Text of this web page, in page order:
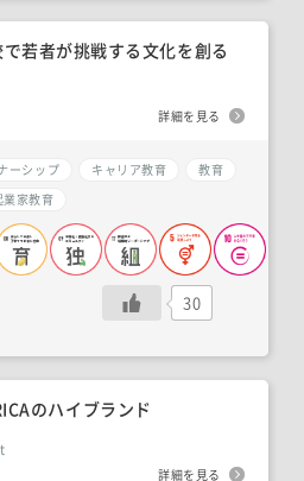
若者が挑戦する文化を創る
詳細を見る
ーシップ キャリア教育
教育
業家教育
30
のハイブランド
詳細を見る